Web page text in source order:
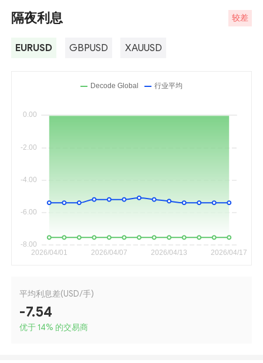
隔夜利息 较差
EURUSD GBPUSD XAUUSD
平均利息差(USD/手)
-7.54
优于 14% 的交易商